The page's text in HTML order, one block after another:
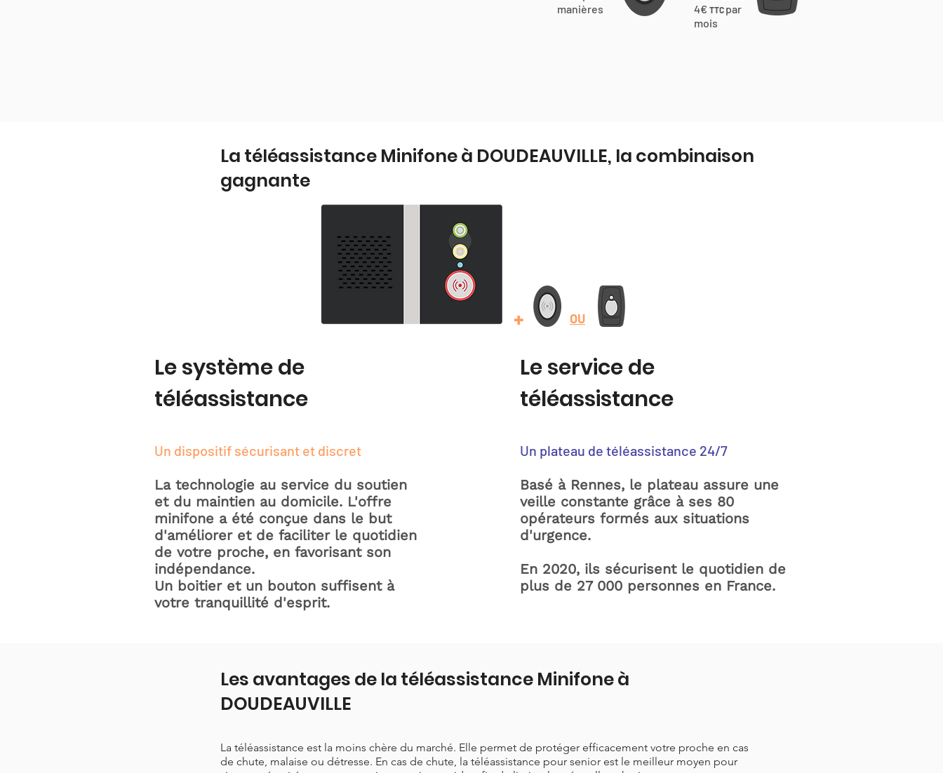
manières
4€ TTC par
mois
La téléassistance Minifone à DOUDEAUVILLE, la combinaison
gagnante
Le système de
téléassistance
Un dispositif sécurisant et discret
La technologie au service du soutien
et du maintien au domicile. L'offre
minifone a été conçue dans le but
d'améliorer et de faciliter le quotidien
de votre proche, en favorisant son
indépendance.
Un boitier et un bouton suffisent à
votre tranquillité d'esprit.
+ OU
Le service de
téléassistance
Un plateau de téléassistance 24/7
Basé à Rennes, le plateau assure une
veille constante grâce à ses 80
opérateurs formés aux situations
d'urgence.
En 2020, ils sécurisent le quotidien de
plus de 27 000 personnes en France.
Les avantages de la téléassistance Minifone à
DOUDEAUVILLE
La téléassistance est la moins chère du marché. Elle permet de protéger efficacement votre proche en cas
de chute, malaise ou détresse. En cas de chute, la téléassistance pour senior est le meilleur moyen pour